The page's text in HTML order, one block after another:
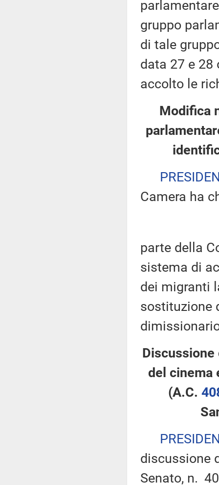
gruppo
di tale
data 27 e 28
accolto le
Modifica
Camera ha
parte della
sistema di
dei migranti
sostituzione
del cinema
(A.C.
discussione
Senato, n.